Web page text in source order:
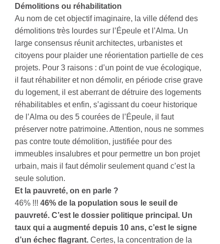
Démolitions ou réhabilitation
Au nom de cet objectif imaginaire, la ville défend des
démolitions très lourdes sur l’Épeule et l’Alma. Un
large consensus réunit architectes, urbanistes et
citoyens pour plaider une réorientation partielle de ces
projets. Pour 3 raisons : d’un point de vue écologique,
il faut réhabiliter et non démolir, en période crise grave
du logement, il est aberrant de détruire des logements
réhabilitables et enfin, s’agissant du coeur historique
de l’Alma ou des 5 courées de l’Épeule, il faut
préserver notre patrimoine. Attention, nous ne sommes
pas contre toute démolition, justifiée pour des
immeubles insalubres et pour permettre un bon projet
urbain, mais il faut démolir seulement quand c’est la
seule solution.
Et la pauvreté, on en parle ?
46% !!! 46% de la population sous le seuil de
pauvreté. C’est le dossier politique principal. Un
taux qui a augmenté depuis 10 ans, c’est le signe
d’un échec flagrant. Certes, la concentration de la